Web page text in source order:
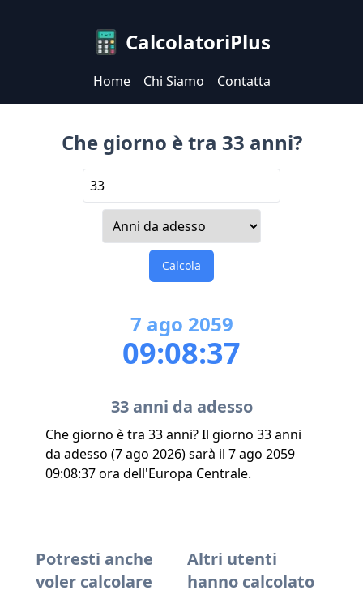
CalcolatoriPlus
Home Chi Siamo Contatta
Che giorno è tra 33 anni?
Calcola
7 ago 2059
09:08:37
33 anni da adesso
Che giorno è tra 33 anni? Il giorno 33 anni
da adesso (7 ago 2026) sarà il 7 ago 2059
09:08:37 ora dell'Europa Centrale.
Potresti anche
voler calcolare
Altri utenti
hanno calcolato